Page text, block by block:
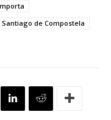
Santiago de Compostela